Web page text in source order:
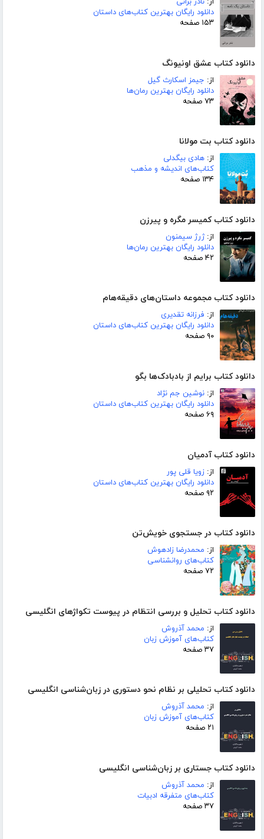
دانلود رایگان بهترین کتاب‌های داستان
۱۵۳ صفحه
دانلود کتاب عشق اونیونگ
از: جیمز اسکارث گیل
دانلود رایگان بهترین رمان‌ها
۷۳ صفحه
دانلود کتاب بت مولانا
از: هادی بیگدلی
کتاب‌های اندیشه و مذهب
۱۳۴ صفحه
دانلود کتاب کمیسر مگره و پیرزن
از:ژرژ سیمنون
دانلود رایگان بهترین رمان‌ها
۴۲ صفحه
دانلود کتاب مجموعه داستان‌های دقیقه‌هام
از: فرزانه تقدیری
دانلود رایگان بهترین کتاب‌های داستان
۹۰ صفحه
دانلود کتاب برایم از بادبادک‌ها بگو
از: نوشین جم نژاد
دانلود رایگان بهترین کتاب‌های داستان
۶۹ صفحه
دانلود کتاب آدمیان
از: زویا قلی پور
دانلود رایگان بهترین کتاب‌های داستان
۹۲ صفحه
دانلود کتاب در جستجوی خویش‌تن
از: محمدرضا زادهوش
کتاب‌های روانشناسی
۷۲ صفحه
دانلود کتاب تحلیل و بررسی انتظام در پیوست تکواژهای انگلیسی
از: محمد آذروش
کتاب‌های آموزش زبان
۳۷ صفحه
دانلود کتاب تحلیلی بر نظام نحو دستوری در زبان‌شناسی انگلیسی
از: محمد آذروش
کتاب‌های آموزش زبان
۲۱ صفحه
دانلود کتاب جستاری بر زبان‌شناسی انگلیسی
از: محمد آذروش
کتاب‌های متفرقه ادبیات
۳۷ صفحه